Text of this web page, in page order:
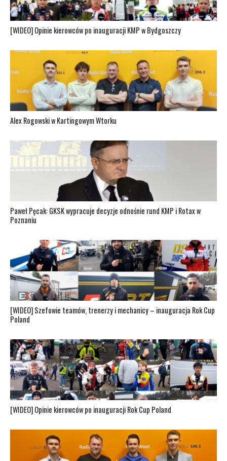
[WIDEO] Opinie kierowców po inauguracji KMP w Bydgoszczy
Alex Rogowski w Kartingowym Wtorku
Paweł Pęcak: GKSK wypracuje decyzje odnośnie rund KMP i Rotax w
Poznaniu
[WIDEO] Szefowie teamów, trenerzy i mechanicy – inauguracja Rok Cup
Poland
[WIDEO] Opinie kierowców po inauguracji Rok Cup Poland